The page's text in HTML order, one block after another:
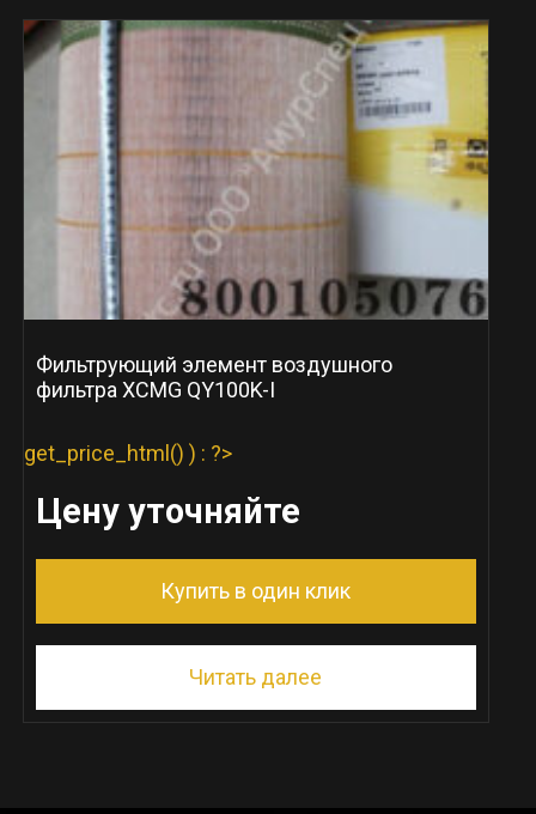
Фильтрующий элемент воздушного
фильтра XCMG QY100K-I
get_price_html() ) : ?>
Цену уточняйте
Купить в один клик
Читать далее